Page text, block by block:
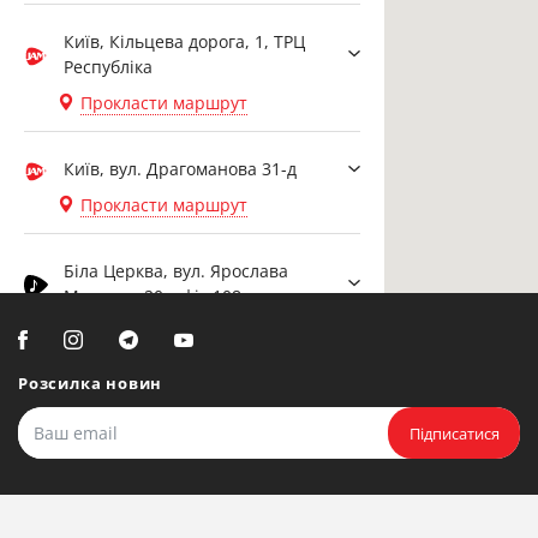
Ямаха синтезатор представлений у різних серіях, кожна з
яких розрахована на певну категорію користувачів.
Початкові моделі PSR-серії ідеально підходять для
навчання та домашнього використання, пропонуючи
базовий набір функцій та доступну ціну.
Серія PSS включає компактні та портативні інструменти,
майданчиках. Професійна серія MONTAGE та MODX
пропонує інструменти з розширеними можливостями для
Для діджеїв та творців електронної музики розроблена
серія REFACE, що поєднує вінтажне звучання з сучасними
технологіями. Серія Motif пропонує потужні робочі станції з
Київ, Кільцева дорога, 1, ТРЦ
Республіка
Прокласти маршрут
Київ, вул. Драгоманова 31-д
Прокласти маршрут
Біла Церква, вул. Ярослава
Мудрого, 20, офіс 108
Прокласти маршрут
Олександрійський, 82 (вул.
Розсилка новин
Підписатися